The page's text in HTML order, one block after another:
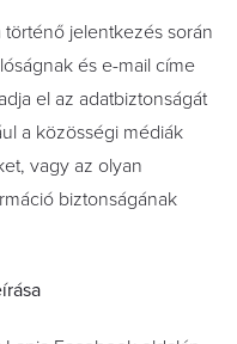
jelentkezés során
és e-mail címe
el az adatbiztonságát
a közösségi médiák
vagy az olyan
biztonságának